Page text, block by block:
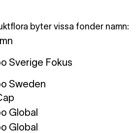
byter vissa fonder namn:
Sverige Fokus
Sweden
Global
Global